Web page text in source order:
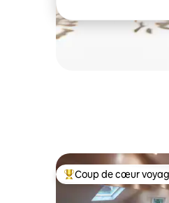
Coups de cœur
Coup de cœur